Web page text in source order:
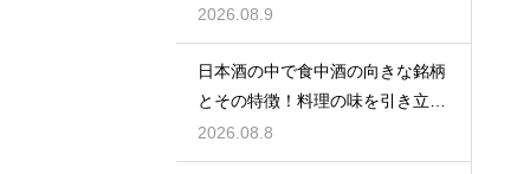
合わせ
2026.08.9
日本酒の中で食中酒の向きな銘柄
とその特徴！料理の味を引き立て
る名脇役
2026.08.8